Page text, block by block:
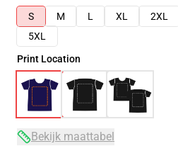
S
M L XL 2XL
5XL
Print Location
Bekijk maattabel